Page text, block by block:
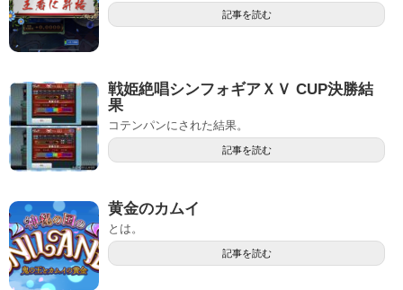
記事を読む
戦姫絶唱シンフォギアＸＶ CUP決勝結
果
コテンパンにされた結果。
記事を読む
黄金のカムイ
とは。
記事を読む